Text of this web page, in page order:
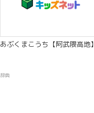
あぶくまこうち【阿武隈高地】
辞典